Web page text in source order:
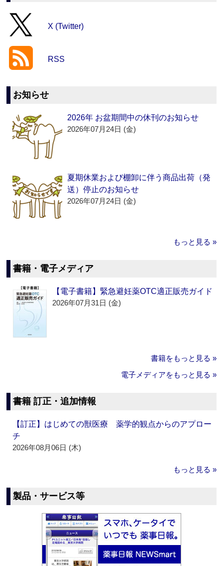
X (Twitter)
RSS
お知らせ
2026年 お盆期間中の休刊のお知らせ
2026年07月24日 (金)
夏期休業および棚卸に伴う商品出荷（発
送）停止のお知らせ
2026年07月24日 (金)
もっと見る »
書籍・電子メディア
【電子書籍】緊急避妊薬OTC適正販売ガイド
2026年07月31日 (金)
書籍をもっと見る »
電子メディアをもっと見る »
書籍 訂正・追加情報
【訂正】はじめての獣医療 薬学的観点からのアプロー
チ
2026年08月06日 (木)
もっと見る »
製品・サービス等